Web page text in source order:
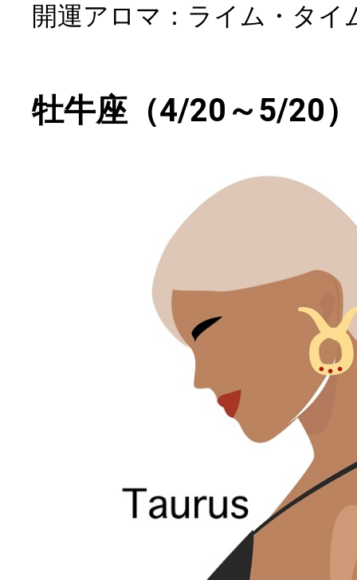
開運アロマ：ライム・タイ
牡牛座（4/20～5/20）